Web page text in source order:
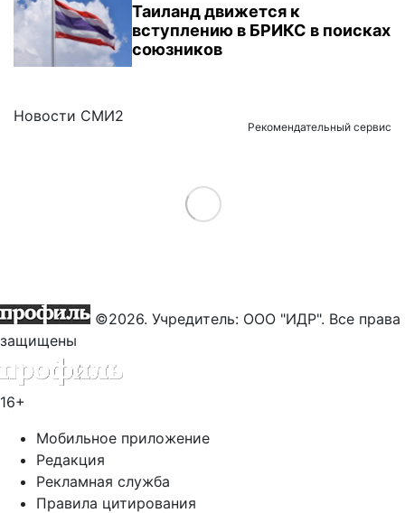
Таиланд движется к
вступлению в БРИКС в поисках
союзников
Новости СМИ2
Рекомендательный сервис
Load More
©2026. Учредитель: ООО "ИДР". Все права
защищены
16+
Мобильное приложение
Редакция
Рекламная служба
Правила цитирования